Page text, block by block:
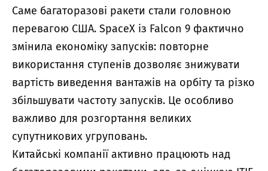
Саме багаторазові ракети стали головною
перевагою США. SpaceX із Falcon 9 фактично
змінила економіку запусків: повторне
використання ступенів дозволяє знижувати
вартість виведення вантажів на орбіту та різко
збільшувати частоту запусків. Це особливо
важливо для розгортання великих
супутникових угруповань.
Китайські компанії активно працюють над